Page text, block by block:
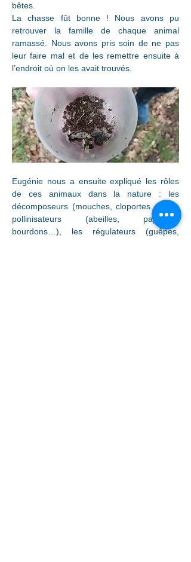
bêtes.
La chasse fût bonne ! Nous avons pu
retrouver la famille de chaque animal
ramassé. Nous avons pris soin de ne pas
leur faire mal et de les remettre ensuite à
l’endroit où on les avait trouvés.
Eugénie nous a ensuite expliqué les rôles
de ces animaux dans la nature : les
décomposeurs (mouches, cloportes…), les
pollinisateurs (abeilles, papillons,
bourdons…), les régulateurs (guêpes,